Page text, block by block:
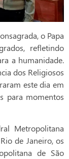
o Papa
refletindo
a humanidade.
dos Religiosos
este dia em
para momentos
Metropolitana
de Janeiro, os
de São